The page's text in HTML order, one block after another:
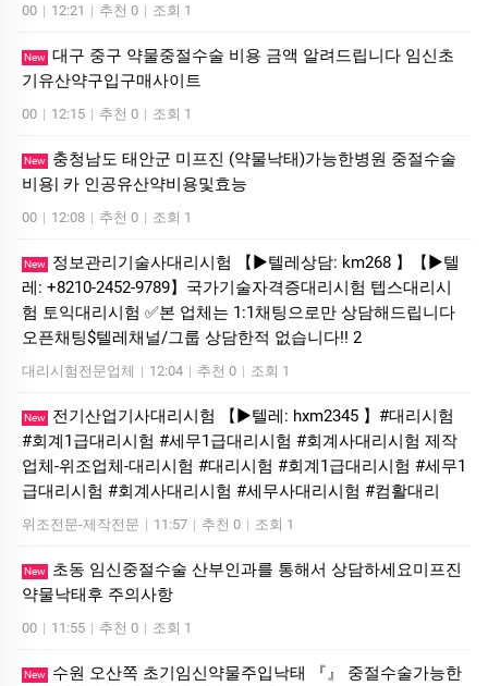
00 | 12:21 | 추천 0 | 조회 1
New 대구 중구 약물중절수술 비용 금액 알려드립니다 임신초
기유산약구입구매사이트
00 | 12:15 | 추천 0 | 조회 1
New
충청남도 태안군 미프진 (약물낙태)가능한병원 중절수술
비용| 카 인공유산약비용및효능
00 | 12:08 | 추천 0 | 조회 1
New
정보관리기술사대리시험 【▶텔레상담: km268 】【▶텔
레: +8210-2452-9789】국가기술자격증대리시험 텝스대리시
험 토익대리시험 ✅본 업체는 1:1채팅으로만 상담해드립니다
오픈채팅$텔레채널/그룹 상담한적 없습니다!! 2
대리시험전문업체 | 12:04 | 추천 0 | 조회 1
New
전기산업기사대리시험 【▶텔레: hxm2345 】#대리시험
#회계1급대리시험 #세무1급대리시험 #회계사대리시험 제작
업체-위조업체-대리시험 #대리시험 #회계1급대리시험 #세무1
급대리시험 #회계사대리시험 #세무사대리시험 #컴활대리
위조전문-제작전문 | 11:57 | 추천 0 | 조회 1
New
초동 임신중절수술 산부인과를 통해서 상담하세요미­프진
약물낙­태후 주의사항
00 | 11:55 | 추천 0 | 조회 1
New
수원 오산쪽 초기임신약물주입낙태 『』 중절수술가능한